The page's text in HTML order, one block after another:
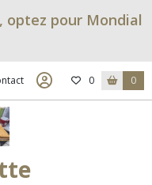
optez pour Mondial
0 0